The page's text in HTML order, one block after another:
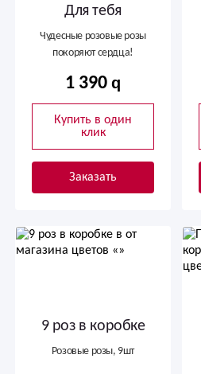
Для тебя
Чудесные розовые розы
покоряют сердца!
1 390
Купить в один
клик
Заказать
9 роз в коробке
Розовые розы, 9шт